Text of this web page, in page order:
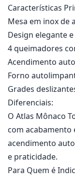
Características
Mesa em inox de
Design elegante
4 queimadores
Acendimento
Forno
Grades
Diferenciais:
O Atlas Mônaco
com acabamento
acendimento
e praticidade.
Para Quem é